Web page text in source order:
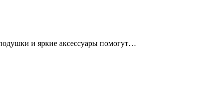
и яркие аксессуары помогут…